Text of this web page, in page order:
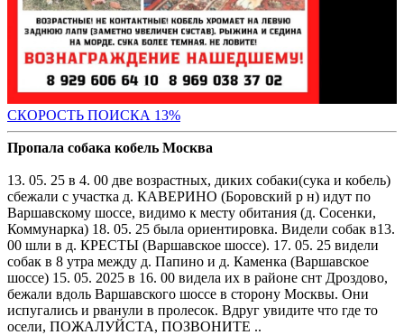
СКОРОСТЬ ПОИСКА 13%
Пропала собака кобель Москва
13. 05. 25 в 4. 00 две возрастных, диких собаки(сука и кобель)
сбежали с участка д. КАВЕРИНО (Боровский р н) идут по
Варшавскому шоссе, видимо к месту обитания (д. Сосенки,
Коммунарка) 18. 05. 25 была ориентировка. Видели собак в13.
00 шли в д. КРЕСТЫ (Варшавское шоссе). 17. 05. 25 видели
собак в 8 утра между д. Папино и д. Каменка (Варшавское
шоссе) 15. 05. 2025 в 16. 00 видела их в районе снт Дроздово,
бежали вдоль Варшавского шоссе в сторону Москвы. Они
испугались и рванули в пролесок. Вдруг увидите что где то
осели, ПОЖАЛУЙСТА, ПОЗВОНИТЕ ..